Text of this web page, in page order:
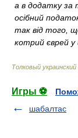
а в додатку за
осібний
так від того,
котрий єврей у
Толковый украинский
Игры ⚽
шабалтас